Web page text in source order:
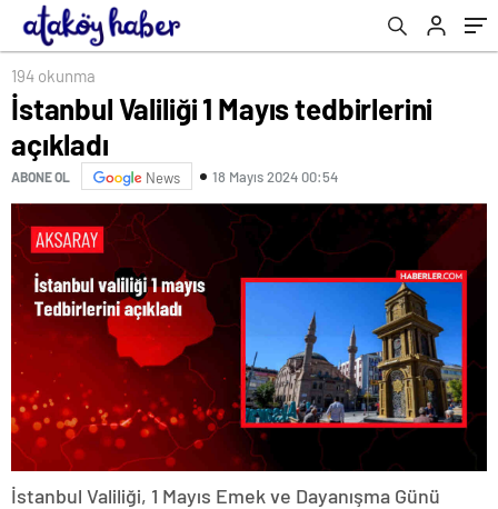
194 okunma
İstanbul Valiliği 1 Mayıs tedbirlerini
açıkladı
ABONE OL News 18 Mayıs 2024 00:54
İstanbul Valiliği, 1 Mayıs Emek ve Dayanışma Günü